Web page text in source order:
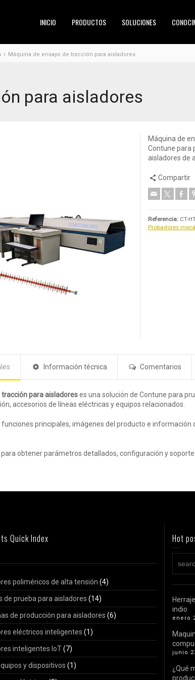
INICIO PRODUCTOS SOLUCIONES
Máquina de ensayo de tracción para aisladores
para aisladores
Máquina de
Contune para
aisladores de
Compartir
Referencia: CT-
Probadores
Información técnica Comentarios
para aisladoreses una solución de Contune para
accesorios de líneas eléctricas y equipos relacionados.
funciones principales, imágenes del producto e
obtener parámetros detallados, configuración y
Quick Index
poliméricos de alta tensión (4)
de prueba para aisladores (14)
de producción para aisladores (6)
eléctricos inteligentes (1)
inteligentes IoT(7)
y dispositivos (1)
Hot
indio
enero
junio
¿Qué